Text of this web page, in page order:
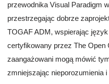
przewodnika Visual Paradigm
przestrzegając dobrze
TOGAF ADM, wspierając
certyfikowany przez The
zaangażowani mogą mówić
zmniejszając nieporozumienia i